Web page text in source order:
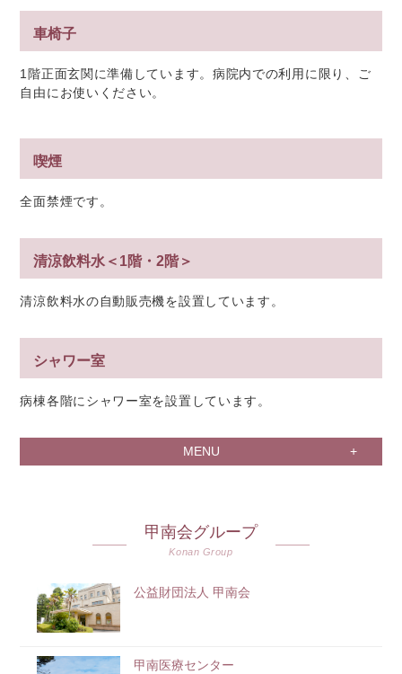
車椅子
1階正面玄関に準備しています。病院内での利用に限り、ご
自由にお使いください。
喫煙
全面禁煙です。
清涼飲料水＜1階・2階＞
清涼飲料水の自動販売機を設置しています。
シャワー室
病棟各階にシャワー室を設置しています。
MENU
甲南会グループ
Konan Group
公益財団法人 甲南会
甲南医療センター